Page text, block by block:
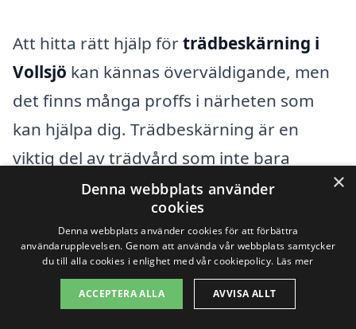
Att hitta rätt hjälp förträdbeskärning i
Vollsjö kan kännas överväldigande, men
det finns många proffs i närheten som
kan hjälpa dig. Trädbeskärning är en
viktig del av trädvård som inte bara
förbättrar trädens utseende, utan också
deras hälsa och säkerhet. Genom att
beskärda träd på rätt sätt, kan du
förhindra problem med sjukdomar och
skador. Det är alltid bäst att anlita en
×
Denna webbplats använder
cookies
Denna webbplats använder cookies för att förbättra
användarupplevelsen. Genom att använda vår webbplats samtycker
du till alla cookies i enlighet med vår cookiepolicy. Läs mer
ACCEPTERA ALLA AVVISA ALLT